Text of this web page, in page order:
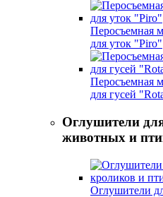
Перосъемная
для уток "Piro"
Перосъемная
для гусей
Оглушители
животных и
Оглушители